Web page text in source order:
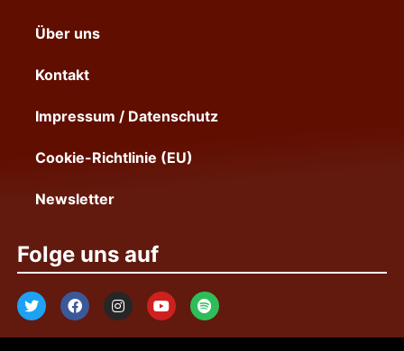
Über uns
Kontakt
Impressum / Datenschutz
Cookie-Richtlinie (EU)
Newsletter
Folge uns auf